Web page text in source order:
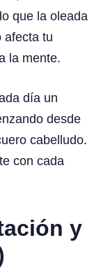
que la oleada
afecta tu
la mente.
día un
desde
cabelludo.
con cada
y